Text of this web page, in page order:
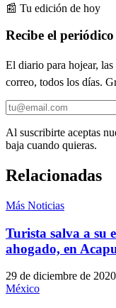
📰 Tu edición de hoy
Recibe el
El diario para hojear,
correo, todos los días.
Al suscribirte aceptas
baja cuando quieras.
Relacionadas
Más Noticias
Turista salva a su
ahogado, en
29 de diciembre de 2020
México